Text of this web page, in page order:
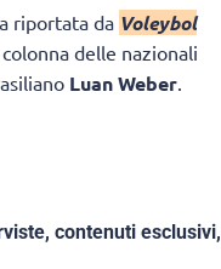
riportata da Voleybol
delle nazionali
Luan Weber
contenuti esclusivi,